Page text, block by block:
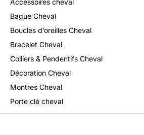
Bague Cheval
Boucles d’oreilles Cheval
Bracelet Cheval
Colliers & Pendentifs Cheval
Décoration Cheval
Montres Cheval
Porte clé cheval